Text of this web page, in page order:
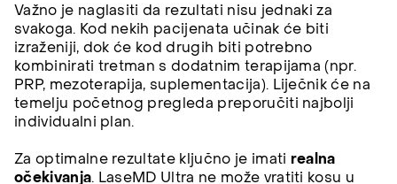
Važno je naglasiti da rezultati nisu jednaki za
svakoga. Kod nekih pacijenata učinak će biti
izraženiji, dok će kod drugih biti potrebno
kombinirati tretman s dodatnim terapijama (npr.
PRP, mezoterapija, suplementacija). Liječnik će na
temelju početnog pregleda preporučiti najbolji
individualni plan.
Za optimalne rezultate ključno je imati realna
očekivanja. LaseMD Ultra ne može vratiti kosu u